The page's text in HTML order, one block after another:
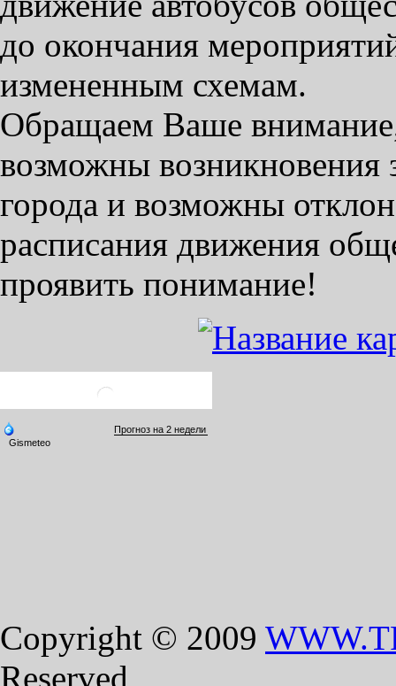
до окончания
измененным схемам.
Обращаем Ваше
возможны возникновения
города и возможны
расписания движения
проявить понимание!
Copyright © 2009
Reserved